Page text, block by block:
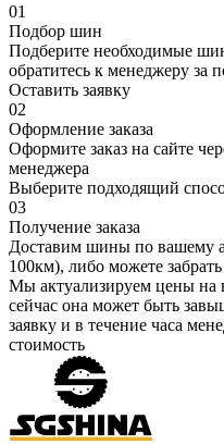
01
Подбор шин
Подберите необходимые
обратитесь к менеджеру за
Оставить заявку
02
Оформление заказа
Оформите заказ на сайте
менеджера
Выберите подходящий
03
Получение заказа
Доставим шины по вашему
100км), либо можете забрать
Мы актуализируем цены на
сейчас она может быть
заявку и в течение часа
стоимость